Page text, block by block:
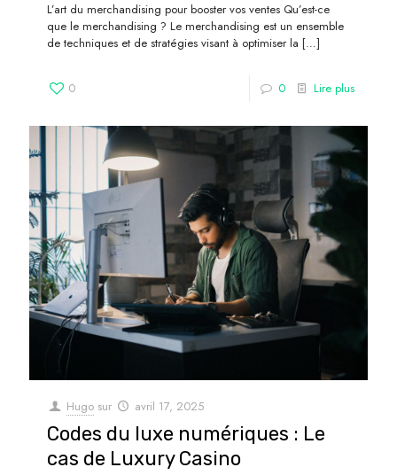
L’art du merchandising pour booster vos ventes Qu’est-ce
que le merchandising ? Le merchandising est un ensemble
de techniques et de stratégies visant à optimiser la […]
0 0 Lire plus
Hugo sur avril 17, 2025
Codes du luxe numériques : Le
cas de Luxury Casino